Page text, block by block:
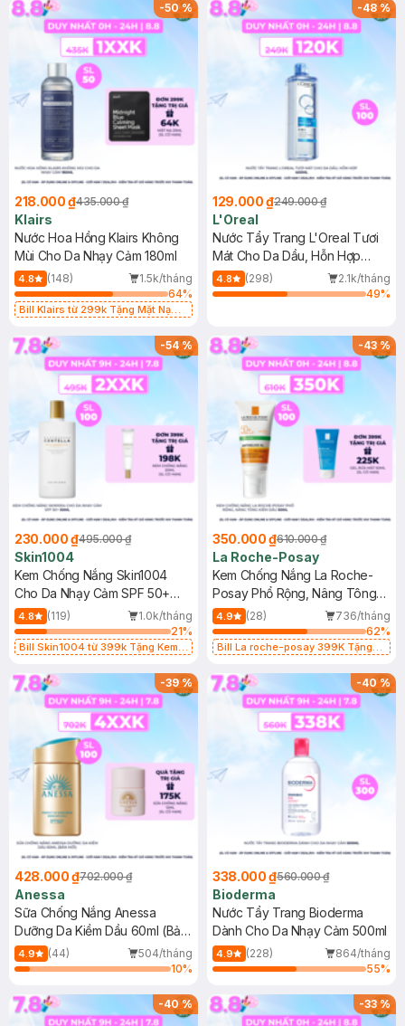
-50%
218.000 ₫435.000 ₫
Klairs
Nước Hoa Hồng Klairs Không
Mùi Cho Da Nhạy Cảm 180ml
4.8 (148)
1.5k/tháng
64%
Bill Klairs từ 299k Tặng Mặt Nạ
25ml (SL Có Hạn)
-48%
129.000 ₫249.000 ₫
L'Oreal
Nước Tẩy Trang L'Oreal Tươi
Mát Cho Da Dầu, Hỗn Hợp
400ml
4.8 (298)
2.1k/tháng
49%
-54%
230.000 ₫495.000 ₫
Skin1004
Kem Chống Nắng Skin1004
Cho Da Nhạy Cảm SPF 50+
50ml
4.8 (119)
1.0k/tháng
21%
Bill Skin1004 từ 399k Tặng Kem
SPF 50+ 20ml (SL Có Hạn)
-43%
350.000 ₫610.000 ₫
La Roche-Posay
Kem Chống Nắng La Roche-
Posay Phổ Rộng, Nâng Tông
Kiềm Dầu 50ml
4.9 (28)
736/tháng
62%
Bill La roche-posay 399K Tặng
(SL có hạn)
-39%
428.000 ₫702.000 ₫
Anessa
Sữa Chống Nắng Anessa
Dưỡng Da Kiềm Dầu 60ml (Bản
Mới)
4.9 (44)
504/tháng
10%
-40%
338.000 ₫560.000 ₫
Bioderma
Nước Tẩy Trang Bioderma
Dành Cho Da Nhạy Cảm 500ml
4.9 (228)
864/tháng
55%
-40% -33%